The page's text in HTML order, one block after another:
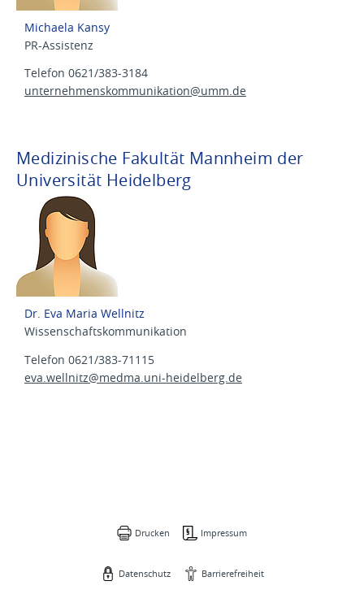
Michaela Kansy
PR-Assistenz
Telefon 0621/383-3184
unternehmenskommunikation@umm.de
Medizinische Fakultät Mannheim der
Universität Heidelberg
Dr. Eva Maria Wellnitz
Wissenschaftskommunikation
Telefon 0621/383-71115
eva.wellnitz@medma.uni-heidelberg.de
Drucken Impressum
Datenschutz Barrierefreiheit